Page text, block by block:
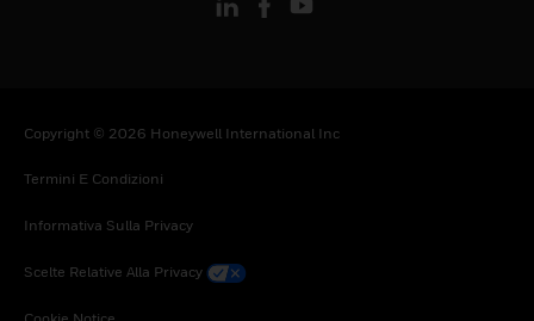
Copyright © 2026 Honeywell International Inc
Termini E Condizioni
Informativa Sulla Privacy
Scelte Relative Alla Privacy